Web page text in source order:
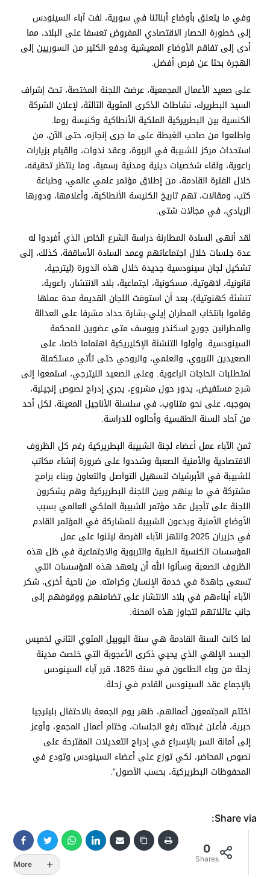
وفي ما يتعلق بأوضاع أبنائنا في سورية، لفت آباء السينودس
إلى خطورة الحصار الاقتصادي المفروض تعسفا على البلاد، مما
أدى إلى تفاقم الأوضاع المعيشية ودفع الكثير من السوريين إلى
الهجرة بحثا عن فرص أفضل.
على صعيد الأعمال المجمعية، عرضت اللجنة المختصة، تحت إشراف
السيد البطريرك، نشاطات الذكرى المئوية الثالثة، لإعلان الشركة
الكنسية بين البطريركية الملكية الأنطاكية وكنيسة روما.
واطلعوا من صاحب الغبطة على ما جرى إنجازه، حتى الآن، من
استحداث مركز للشبيبة في الربوة، وعقد ندوات، والقيام بزيارات
راعوية، ولقاء شخصيات دينية ومدنية رسمية، وما ينتظر تحقيقه،
خلال الفترة القادمة، من إطلاق مؤتمر علمي عالمي، وطباعة
كتب، ومقالات، تهم تاريخ الكنيسة الأنطاكية، وأعلامها، ودورها
الريادي، في مجالات شتى.
لقد أنهى السادة المطارنة دراسة الشرع الخاص الذي أفردوا له
عدة جلسات خلال اجتماعاتهم وعمد السادة الأساقفة، كذلك، إلى
تشكيل لجان سينودسية جديدة خلال هذه الدورة (ليترجية،
قانونية، لاهوتية، مسكونية، اجتماعية، بلاد الانتشار، راعوية،
تنشئة كهنوتية)، بعد أن استوفت اللجان القديمة مدة عملها
وقاموا بانتخاب المطران إيلي-بشارة حداد مشرفا على العدالة
والمطرانين جورج اسكندر ويوسف متى عضوين للمحكمة
السينودسية. وأولوا التنشئة الإكليريكية اهتماما خاصا، على
الصعيدين التربوي، والعلمي، والروحي حتى تأتي مستكملة
لمتطلبات الحاجات الراعوية. وعلى الصعيد الليترجي، استمعوا إلى
شرح مستفيض، يدور حول مشروع، يجري إدراج نصوص إنجيلية،
بموجبه، على نحو متناوب، في سلسلة الأناجيل المعينة، لكل أحد
من آحاد السنة الطقسية وأحالوه للدراسة.
ثمن الآباء عمل أعضاء لجنة الشبيبة البطريركية رغم كل الظروف
الاقتصادية والأمنية الصعبة وشددوا على ضرورة إنشاء مكاتب
للشبيبة في الأبرشيات لتسهيل التواصل والتعاون وبناء برامج
مشتركة في ما بينهم وبين اللجنة البطريركية وهم يشكرون
اللجنة على تأجيل عقد مؤتمر الشبيبة الملكي العالمي بسبب
الأوضاع الأمنية ويدعون الشبيبة للمشاركة في المؤتمر القادم
في حزيران 2025.وانتهز الآباء الفرصة ليثنوا على عمل
المؤسسات الكنسية الطبية والتربوية والاجتماعية في ظل هذه
الظروف الصعبة وسألوا الله أن يتعهد هذه المؤسسات التي
تسعى جاهدة في خدمة الإنسان وكرامته. من ناحية أخرى، شكر
الآباء أبناءهم في بلاد الانتشار على تضامنهم ووقوفهم إلى
جانب عائلاتهم لتجاوز هذه المحنة.
لما كانت السنة القادمة هي سنة اليوبيل المئوي الثاني لخميس
الجسد الإلهي الذي يحيي ذكرى الأعجوبة التي خلصت مدينة
زحلة من وباء الطاعون في سنة 1825، قرر آباء السينودس
بالإجماع عقد السينودس القادم في زحلة.
اختتم المجتمعون أعمالهم، ظهر يوم الجمعة بالاحتفال بليترجيا
حبرية، فأعلن غبطته رفع الجلسات، وختام أعمال المجمع، وأوعز
إلى أمانة السر بالإسراع في إدراج التعديلات المقترحة على
نصوص المحاضر، لكي توزع على أعضاء السينودس وتودع في
المحفوظات البطريركية، بحسب الأصول”.
Share via:
0
Shares
More